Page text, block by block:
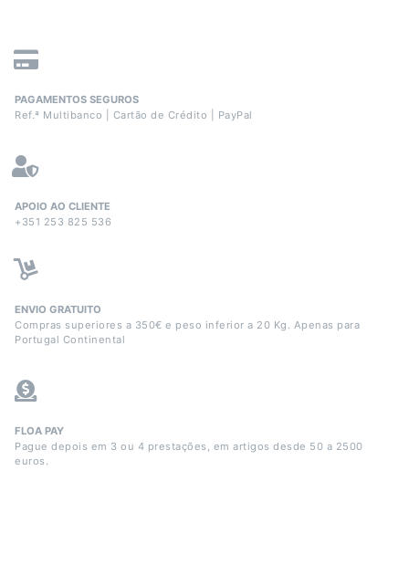
PAGAMENTOS SEGUROS
Ref.ª Multibanco | Cartão de Crédito | PayPal
APOIO AO CLIENTE
+351 253 825 536
ENVIO GRATUITO
Compras superiores a 350€ e peso inferior a 20 Kg. Apenas para
Portugal Continental
FLOA PAY
Pague depois em 3 ou 4 prestações, em artigos desde 50 a 2500
euros.